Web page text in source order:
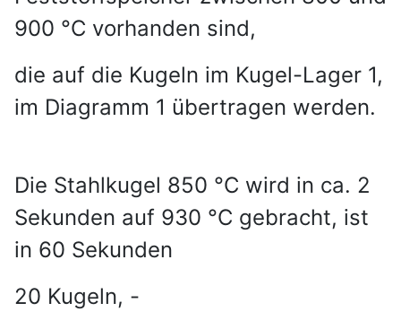
900 °C vorhanden sind,
die auf die Kugeln im Kugel-Lager 1,
im Diagramm 1 übertragen werden.
Die Stahlkugel 850 °C wird in ca. 2
Sekunden auf 930 °C gebracht, ist
in 60 Sekunden
20 Kugeln, -